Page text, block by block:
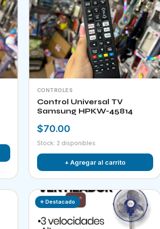
CONTROLES
Control Universal TV
Samsung HPKW-45814
$70.00
Stock: 2 disponibles
+ Agregar al carrito
⭐ Destacado